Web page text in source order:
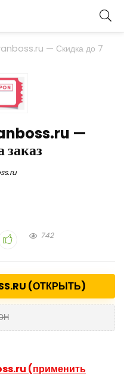
— Скидка до 7
—
742
(ОТКРЫТЬ)
(применить